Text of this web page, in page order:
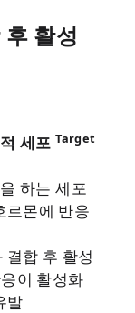
활성
세포Target
하는 세포
르몬에 반응
합 후 활성
이 활성화
발